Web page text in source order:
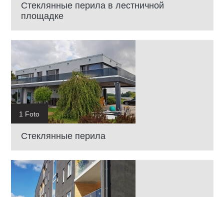
Стеклянные перила в лестничной
площадке
1 Foto
Стеклянные перила